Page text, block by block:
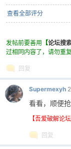
查看全部评分
发帖前要善用 【论坛搜
过相同内容了，请勿重复
回复
Supermexyh
看看，顺便
【吾爱破解论
回复